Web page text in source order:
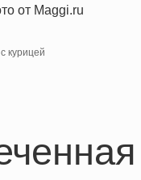
курицей